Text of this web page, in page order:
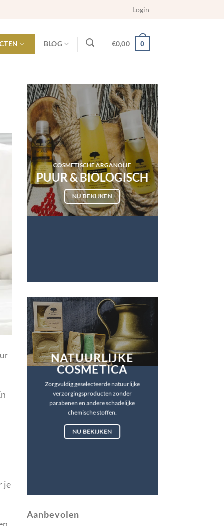
Login
BLOG €0,00 0
je
COSMETISCHE ARGANOLIE
PUUR & BIOLOGISCH
NU BEKIJKEN
NATUURLIJKE
COSMETICA
Zorgvuldig geselecteerde natuurlijke
verzorgingsproducten zonder
parabenen en andere schadelijke
chemische stoffen.
NU BEKIJKEN
Aanbevolen